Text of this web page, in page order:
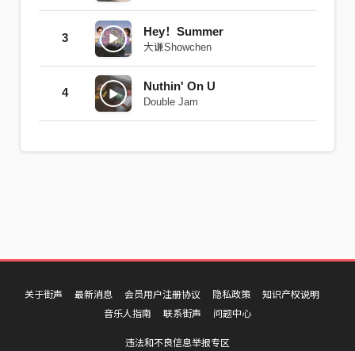
3 Hey！Summer
大谦Showchen
4 Nuthin' On U
Double Jam
关于街声 最新消息 会员用户注册协议 隐私政策
知识产权说明
音乐人指南
联系街声 问题中心
违法和不良信息举报专区